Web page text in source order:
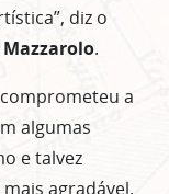
diz o
.
a
algumas
e talvez
agradável.